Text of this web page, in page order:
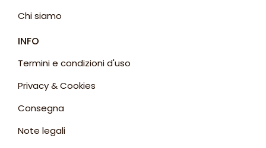
Chi siamo
INFO
Termini e condizioni d'uso
Privacy & Cookies
Consegna
Note legali